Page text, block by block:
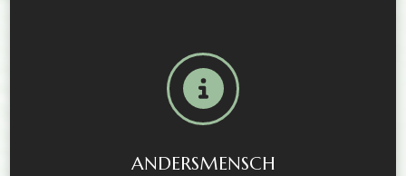
ANDERSMENSCH